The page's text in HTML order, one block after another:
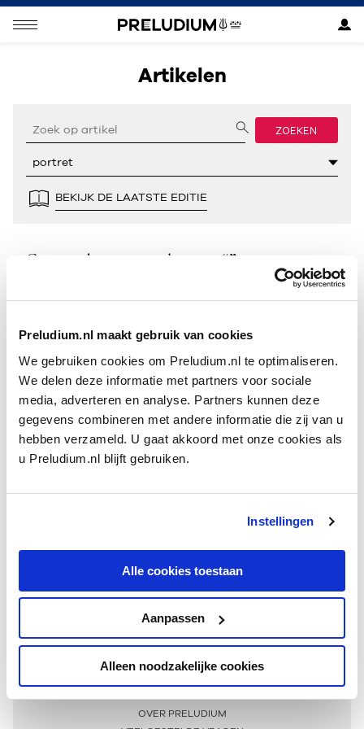
Preludium.nl maakt gebruik van cookies
We gebruiken cookies om Preludium.nl te optimaliseren.
We delen deze informatie met partners voor sociale
media, adverteren en analyse. Partners kunnen deze
gegevens combineren met andere informatie die zij van u
hebben verzameld. U gaat akkoord met onze cookies als
u Preludium.nl blijft gebruiken.
Instellingen
Alle cookies toestaan
Aanpassen
Alleen noodzakelijke cookies
Artikelen
ZOEKEN
BEKIJK DE LAATSTE EDITIE
Geen resultaten gevonden voor “”.
Meer informatie
OVER PRELUDIUM